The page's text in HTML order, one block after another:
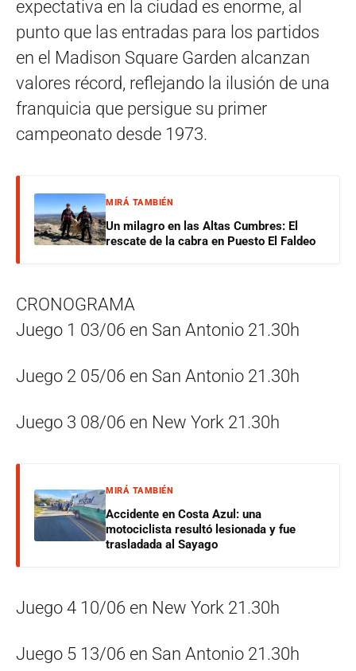
expectativa en la ciudad es enorme, al
punto que las entradas para los partidos
en el Madison Square Garden alcanzan
valores récord, reflejando la ilusión de una
franquicia que persigue su primer
campeonato desde 1973.
MIRÁ TAMBIÉN
Un milagro en las Altas Cumbres: El
rescate de la cabra en Puesto El Faldeo
CRONOGRAMA
Juego 1 03/06 en San Antonio 21.30h
Juego 2 05/06 en San Antonio 21.30h
Juego 3 08/06 en New York 21.30h
MIRÁ TAMBIÉN
Accidente en Costa Azul: una
motociclista resultó lesionada y fue
trasladada al Sayago
Juego 4 10/06 en New York 21.30h
Juego 5 13/06 en San Antonio 21.30h